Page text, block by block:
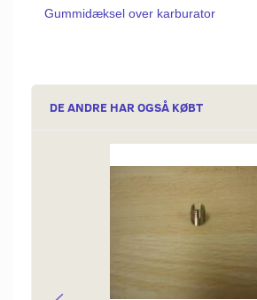
Gummidæksel over karburator
DE ANDRE HAR OGSÅ KØBT